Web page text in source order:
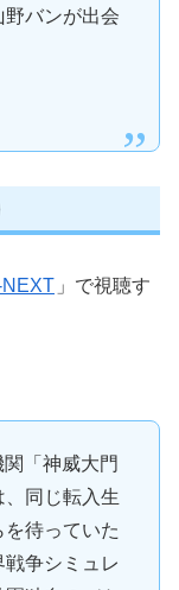
野バンが出会
NEXT 」で視聴す
「神威大門
同じ転入生
待っていた
争シミュレ